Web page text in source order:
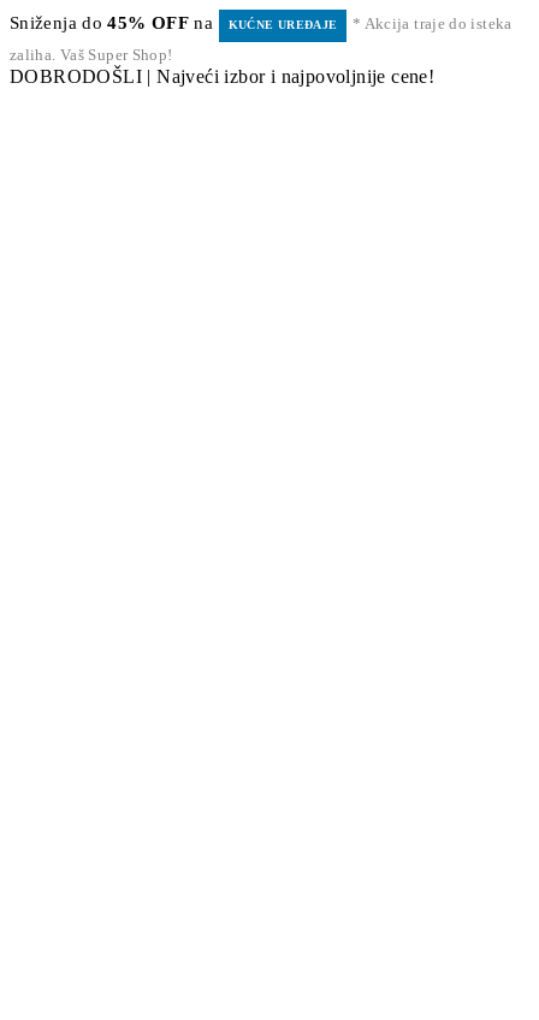
Sniženja do45% OFF na KUĆNE UREĐAJE
* Akcija traje do isteka
zaliha. Vaš Super Shop!
DOBRODOŠLI | Najveći izbor i najpovoljnije cene!